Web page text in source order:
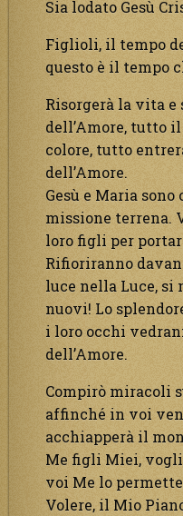
Sia lodato Gesù
Figlioli, il tempo
questo è il tempo
Risorgerà la vita
dell’Amore, tutto
colore, tutto
dell’Amore.
Gesù e Maria
missione terrena.
loro figli per
Rifioriranno
luce nella Luce,
nuovi! Lo
i loro occhi
dell’Amore.
Compirò miracoli
affinché in voi
acchiapperà il
Me figli Miei,
voi Me lo
Volere, il Mio